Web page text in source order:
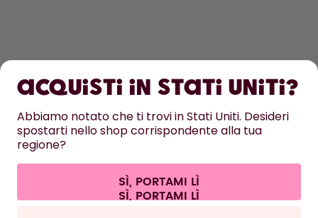
ASSISTENZA
CONTATTI
Informativa sulla privacy Informazioni legali
Recedere dal contratto
Tutti i prezzi sono comprensivi di tasse ed escludono i costi di
spedizione.
Acquisti in Stati Uniti?
Abbiamo notato che ti trovi in Stati Uniti. Desideri
spostarti nello shop corrispondente alla tua
regione?
SÌ, PORTAMI LÌ